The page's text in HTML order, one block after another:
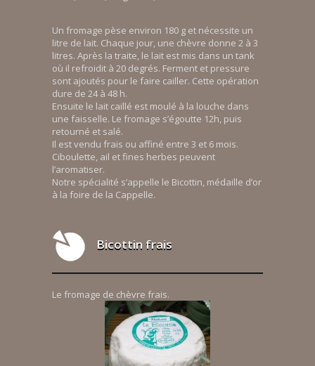
Un fromage pèse environ 180 g et nécessite un
litre de lait. Chaque jour, une chèvre donne 2 à 3
litres. Après la traite, le lait est mis dans un tank
où il refroidit à 20 degrés. Ferment et pressure
sont ajoutés pour le faire cailler. Cette opération
dure de 24 à 48 h.
Ensuite le lait caillé est moulé à la louche dans
une faisselle. Le fromage s’égoutte 12h, puis
retourné et salé.
Il est vendu frais ou affiné entre 3 et 6 mois.
Ciboulette, ail et fines herbes peuvent
l’aromatiser.
Notre spécialité s’appelle le Bicottin, médaille d’or
à la foire de la Cappelle.
Bicottin frais
Le fromage de chèvre frais.